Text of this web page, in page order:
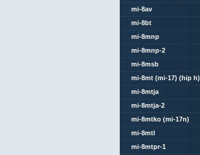
mi-8av
mi-8bt
mi-8mnp
mi-8mnp-2
mi-8msb
mi-8mt (mi-17) (hip h)
mi-8mtja
mi-8mtja-2
mi-8mtko (mi-17n)
mi-8mtl
mi-8mtpr-1